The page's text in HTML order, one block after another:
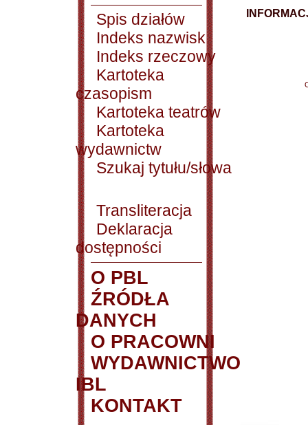
Spis działów
Indeks nazwisk
Indeks rzeczowy
Kartoteka
czasopism
Kartoteka teatrów
Kartoteka
wydawnictw
Szukaj tytułu/słowa
Transliteracja
Deklaracja
dostępności
O PBL
ŹRÓDŁA
DANYCH
O PRACOWNI
WYDAWNICTWO
IBL
KONTAKT